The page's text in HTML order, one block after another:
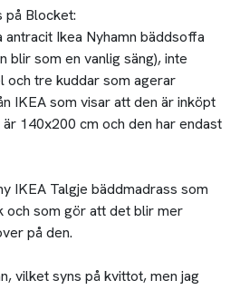
på Blocket:
Ikea Nyhamn bäddsoffa
blir som en vanlig säng), inte
och tre kuddar som agerar
IKEA som visar att den är inköpt
140x200 cm och den har endast
IKEA Talgje bäddmadrass som
och som gör att det blir mer
på den.
vilket syns på kvittot, men jag